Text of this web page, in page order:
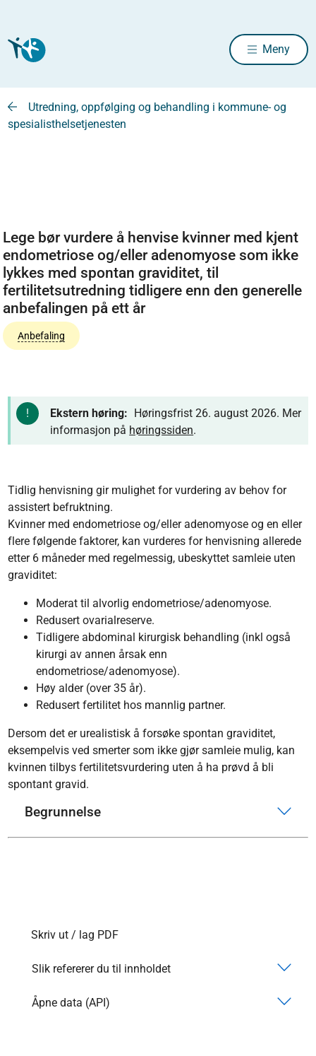
Meny
Utredning, oppfølging og behandling i kommune- og
spesialisthelsetjenesten
Lege bør vurdere å henvise kvinner med kjent
endometriose og/eller adenomyose som ikke
lykkes med spontan graviditet, til
fertilitetsutredning tidligere enn den generelle
anbefalingen på ett år
Anbefaling
Ekstern høring: Høringsfrist 26. august 2026. Mer
informasjon på høringssiden.
Tidlig henvisning gir mulighet for vurdering av behov for
assistert befruktning.
Kvinner med endometriose og/eller adenomyose og en eller
flere følgende faktorer, kan vurderes for henvisning allerede
etter 6 måneder med regelmessig, ubeskyttet samleie uten
graviditet:
Moderat til alvorlig endometriose/adenomyose.
Redusert ovarialreserve.
Tidligere abdominal kirurgisk behandling (inkl også
kirurgi av annen årsak enn
endometriose/adenomyose).
Høy alder (over 35 år).
Redusert fertilitet hos mannlig partner.
Dersom det er urealistisk å forsøke spontan graviditet,
eksempelvis ved smerter som ikke gjør samleie mulig, kan
kvinnen tilbys fertilitetsvurdering uten å ha prøvd å bli
spontant gravid.
Begrunnelse
Skriv ut / lag PDF
Slik refererer du til innholdet
Åpne data (API)